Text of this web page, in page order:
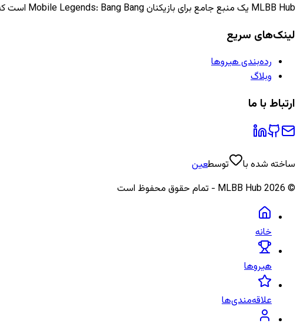
MLBB Hub یک منبع جامع برای بازیکنان Mobile Legends: Bang Bang است که اطلاعات، راهنماها و اخبار به‌روز را ارائه می‌دهد.
لینک‌های سریع
رده‌بندی هیروها
وبلاگ
ارتباط با ما
ساخته شده با توسطعین
©
2026
خانه
هیروها
علاقه‌مندی‌ها